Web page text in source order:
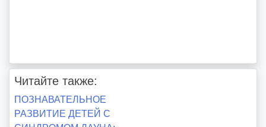
Читайте также:
Навигация
ПОЗНАВАТЕЛЬНОЕ
РАЗВИТИЕ ДЕТЕЙ С